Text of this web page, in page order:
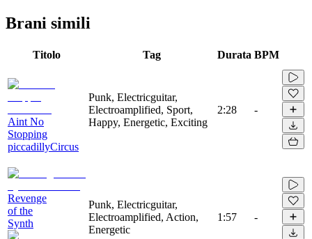
Brani simili
Titolo Tag Durata BPM
Aint No
Stopping
piccadillyCircus
Punk, Electricguitar,
Electroamplified, Sport,
Happy, Energetic, Exciting
2:28 -
Revenge
of the
Synth
Punk, Electricguitar,
Electroamplified, Action,
Energetic
1:57 -